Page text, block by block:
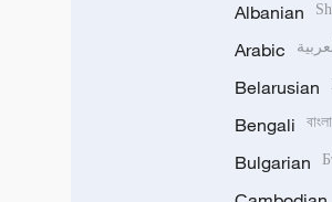
Albanian
Arabic
Belarusian
Bengali বাংলা
Bulgarian